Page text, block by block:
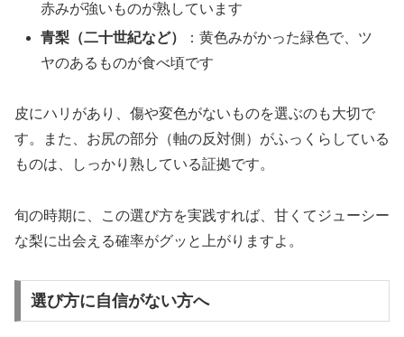
赤みが強いものが熟しています
青梨（二十世紀など）
：黄色みがかった緑色で、ツ
ヤのあるものが食べ頃です
皮にハリがあり、傷や変色がないものを選ぶのも大切で
す。また、お尻の部分（軸の反対側）がふっくらしている
ものは、しっかり熟している証拠です。
旬の時期に、この選び方を実践すれば、甘くてジューシー
な梨に出会える確率がグッと上がりますよ。
選び方に自信がない方へ